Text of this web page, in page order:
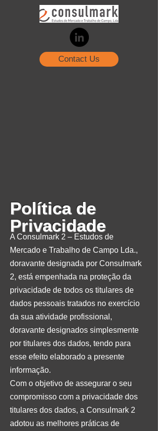
Contact Us
A Consulmark 2 – Estudos de
Mercado e Trabalho de Campo Lda.,
doravante designada por Consulmark
2, está empenhada na proteção da
privacidade de todos os titulares de
dados pessoais tratados no exercício
da sua atividade profissional,
doravante designados simplesmente
por titulares dos dados, tendo para
esse efeito elaborado a presente
informação.
Com o objetivo de assegurar o seu
compromisso com a privacidade dos
titulares dos dados, a Consulmark 2
adotou as melhores práticas de
Política de
Privacidade